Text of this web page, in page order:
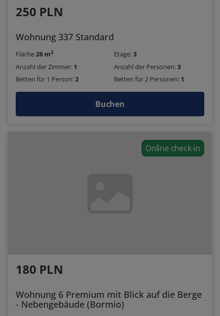
250 PLN
Wohnung 337 Standard
Fläche28 m2 Etage:3
Anzahl der Zimmer: 1 Anzahl der Personen:3
Betten für 1 Person:2 Betten für 2 Personen: 1
Buchen
Online check-in
180 PLN
Wohnung 6 Premium mit Blick auf die Berge
- Nebengebäude (Bormio)